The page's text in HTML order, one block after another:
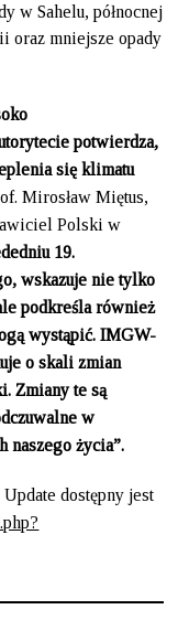
w Sahelu, północnej
oraz mniejsze opady
potwierdza,
się klimatu
Mirosław Miętus,
Polski w
19.
wskazuje nie tylko
podkreśla również
wystąpić. IMGW-
o skali zmian
Zmiany te są
w
naszego życia”.
dostępny jest